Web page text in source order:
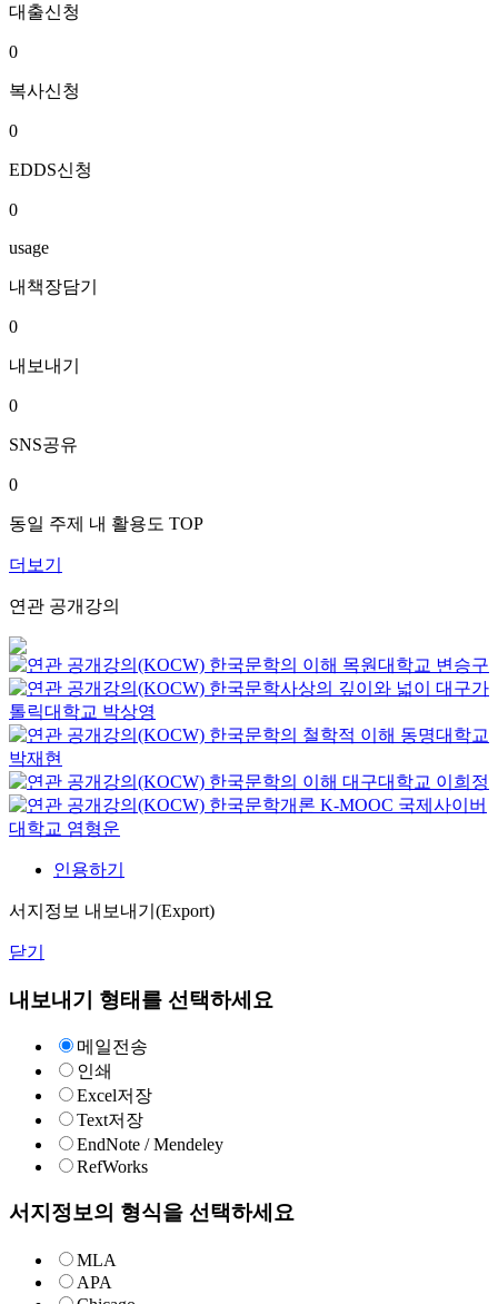
대출신청
0
복사신청
0
EDDS신청
0
usage
내책장담기
0
내보내기
0
SNS공유
0
동일 주제 내 활용도 TOP
더보기
연관 공개강의
한국문학의 이해 목원대학교 변승구
한국문학사상의 깊이와 넓이
대구가
톨릭대학교 박상영
한국문학의 철학적 이해 동명대학교
박재현
한국문학의 이해 대구대학교 이희정
한국문학개론 K-MOOC 국제사이버
대학교 염형운
인용하기
서지정보 내보내기(Export)
닫기
내보내기 형태를 선택하세요
메일전송
인쇄
Excel저장
Text저장
EndNote / Mendeley
RefWorks
서지정보의 형식을 선택하세요
MLA
APA